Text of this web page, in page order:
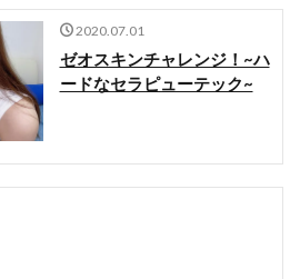
2020.07.01
ゼオスキンチャレンジ！~ハ
ードなセラピューテック~